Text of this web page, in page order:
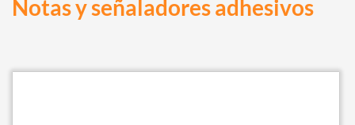
Notas y señaladores adhesivos